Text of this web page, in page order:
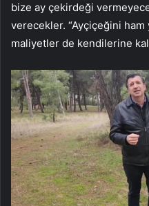
bize ay çekirdeği
verecekler. “Ayçiçeğini
maliyetler de kendilerine